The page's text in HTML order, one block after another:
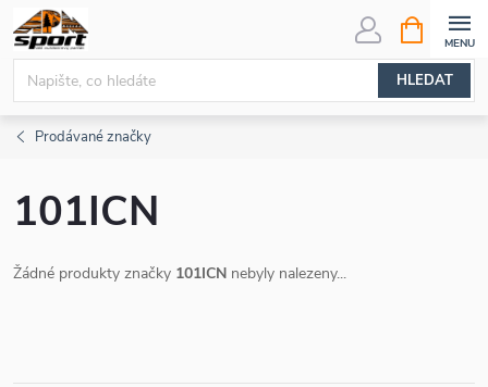
Přejít
na
obsah
HLEDAT
NÁKUPNÍ
KOŠÍK
Prodávané značky
101ICN
Žádné produkty značky 101ICN nebyly nalezeny...